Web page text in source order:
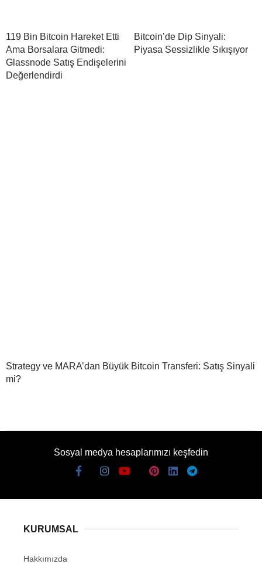
119 Bin Bitcoin Hareket Etti
Ama Borsalara Gitmedi:
Glassnode Satış Endişelerini
Değerlendirdi
Bitcoin’de Dip Sinyali:
Piyasa Sessizlikle Sıkışıyor
Strategy ve MARA’dan Büyük Bitcoin Transferi: Satış Sinyali
mi?
Sosyal medya hesaplarımızı keşfedin
KURUMSAL
Hakkımızda